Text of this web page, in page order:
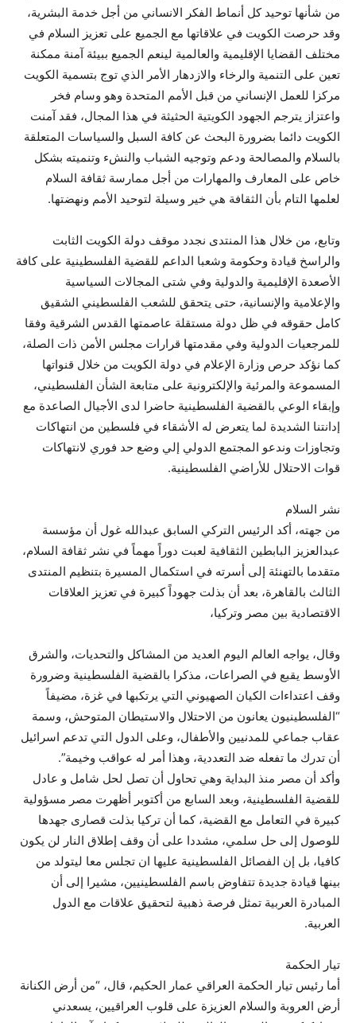
من شأنها توحيد كل أنماط الفكر الانساني من أجل خدمة البشرية،
وقد حرصت الكويت في علاقاتها مع الجميع على تعزيز السلام في
مختلف القضايا الإقليمية والعالمية لينعم الجميع ببيئة آمنة ممكنة
تعين على التنمية والرخاء والازدهار الأمر الذي توج بتسمية الكويت
مركزا للعمل الإنساني من قبل الأمم المتحدة وهو وسام فخر
واعتزاز يترجم الجهود الكويتية الحثيثة في هذا المجال، فقد آمنت
الكويت دائما بضرورة البحث عن كافة السبل والسياسات المتعلقة
بالسلام والمصالحة ودعم وتوجيه الشباب والنشء وتنميته بشكل
خاص على المعارف والمهارات من أجل ممارسة ثقافة السلام
لعلمها التام بأن الثقافة هي خير وسيلة لتوحيد الأمم ونهضتها.
وتابع، من خلال هذا المنتدى نجدد موقف دولة الكويت الثابت
والراسخ قيادة وحكومة وشعبا الداعم للقضية الفلسطينية على كافة
الأصعدة الإقليمية والدولية وفي شتى المجالات السياسية
والإعلامية والإنسانية، حتى يتحقق للشعب الفلسطيني الشقيق
كامل حقوقه في ظل دولة مستقلة عاصمتها القدس الشرقية وفقا
للمرجعيات الدولية وفي مقدمتها قرارات مجلس الأمن ذات الصلة،
كما نؤكد حرص وزارة الإعلام في دولة الكويت من خلال قنواتها
المسموعة والمرئية والإلكترونية على متابعة الشأن الفلسطيني،
وإبقاء الوعي بالقضية الفلسطينية حاضرا لدى الأجيال الصاعدة مع
إدانتنا الشديدة لما يتعرض له الأشقاء في فلسطين من انتهاكات
وتجاوزات وندعو المجتمع الدولي إلي وضع حد فوري لانتهاكات
قوات الاحتلال للأراضي الفلسطينية.
نشر السلام
من جهته، أكد الرئيس التركي السابق عبدالله غول أن مؤسسة
عبدالعزيز البابطين الثقافية لعبت دوراً مهماً في نشر ثقافة السلام،
متقدما بالتهنئة إلى أسرته في استكمال المسيرة بتنظيم المنتدى
الثالث بالقاهرة، بعد أن بذلت جهوداً كبيرة في تعزيز العلاقات
الاقتصادية بين مصر وتركيا،
وقال، يواجه العالم اليوم العديد من المشاكل والتحديات، والشرق
الأوسط يقبع في الصراعات، مذكرا بالقضية الفلسطينية وضرورة
وقف اعتداءات الكيان الصهيوني التي يرتكبها في غزة، مضيفاً
“الفلسطينيون يعانون من الاحتلال والاستيطان المتوحش، وسمة
عقاب جماعي للمدنيين والأطفال، وعلى الدول التي تدعم اسرائيل
أن تدرك ما تفعله ضد التعددية، وهذا أمر له عواقب وخيمة”.
وأكد أن مصر منذ البداية وهي تحاول أن تصل لحل شامل و عادل
للقضية الفلسطينية، وبعد السابع من أكتوبر أظهرت مصر مسؤولية
كبيرة في التعامل مع القضية، كما أن تركيا بذلت قصارى جهدها
للوصول إلى حل سلمي، مشددا على أن وقف إطلاق النار لن يكون
كافيا، بل إن الفصائل الفلسطينية عليها ان تجلس معا ليتولد من
بينها قيادة جديدة تتفاوض باسم الفلسطينيين، مشيرا إلى أن
المبادرة العربية تمثل فرصة ذهبية لتحقيق علاقات مع الدول
العربية.
تيار الحكمة
أما رئيس تيار الحكمة العراقي عمار الحكيم، قال، “من أرض الكنانة
أرض العروبة والسلام العزيزة على قلوب العراقيين، يسعدني